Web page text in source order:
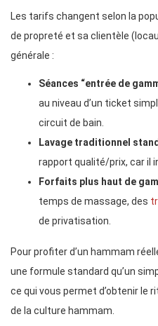
Les tarifs changent selon la
de propreté et sa clientèle
générale :
Séances “entrée de
au niveau d’un ticket
circuit de bain.
Lavage traditionnel
rapport qualité/prix, car il
Forfaits plus haut de
temps de massage, des
de privatisation.
Pour profiter d’un hammam
une formule standard qu’un
ce qui vous permet d’obtenir le
de la culture hammam.